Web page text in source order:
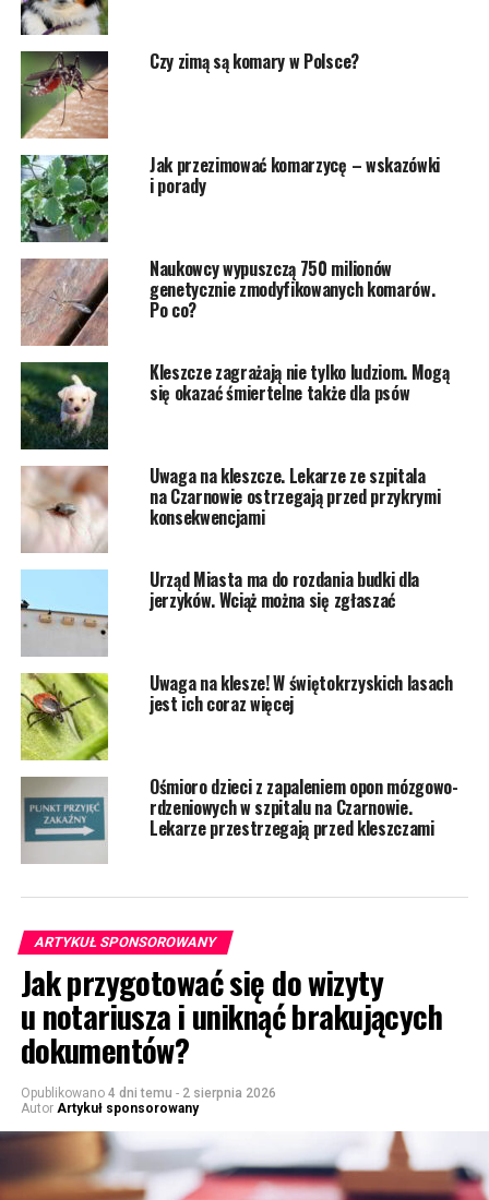
Czy zimą są komary w Polsce?
Jak przezimować komarzycę – wskazówki
i porady
Naukowcy wypuszczą 750 milionów
genetycznie zmodyfikowanych komarów.
Po co?
Kleszcze zagrażają nie tylko ludziom. Mogą
się okazać śmiertelne także dla psów
Uwaga na kleszcze. Lekarze ze szpitala
na Czarnowie ostrzegają przed przykrymi
konsekwencjami
Urząd Miasta ma do rozdania budki dla
jerzyków. Wciąż można się zgłaszać
Uwaga na klesze! W świętokrzyskich lasach
jest ich coraz więcej
Ośmioro dzieci z zapaleniem opon mózgowo-
rdzeniowych w szpitalu na Czarnowie.
Lekarze przestrzegają przed kleszczami
ARTYKUŁ SPONSOROWANY
Jak przygotować się do wizyty
u notariusza i uniknąć brakujących
dokumentów?
Opublikowano 4 dni temu - 2 sierpnia 2026
Autor Artykuł sponsorowany